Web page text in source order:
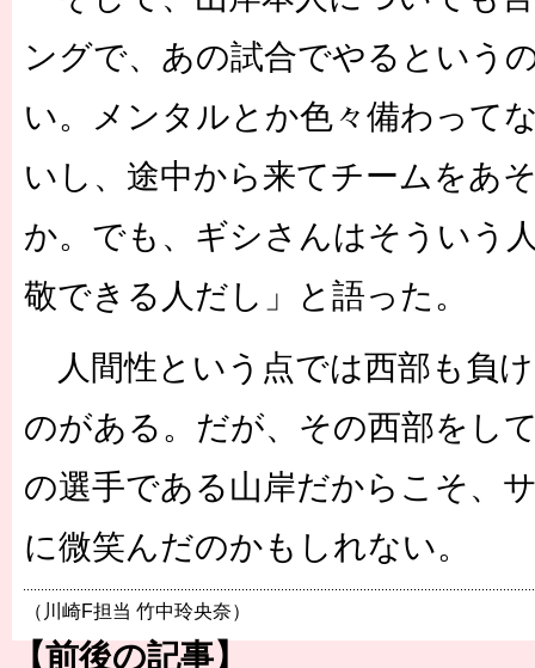
ングで、あの試合でやるという
い。メンタルとか色々備わって
いし、途中から来てチームをあ
か。でも、ギシさんはそういう
敬できる人だし」と語った。
人間性という点では西部も負
のがある。だが、その西部をし
の選手である山岸だからこそ、
に微笑んだのかもしれない。
（川崎F担当 竹中玲央奈）
【前後の記事】